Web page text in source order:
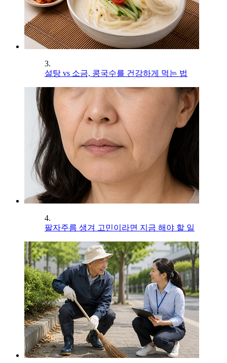
3.
설탕 vs 소금, 콩국수를 건강하게 먹는 법
4.
팔자주름 생겨 고민이라면 지금 해야 할 일